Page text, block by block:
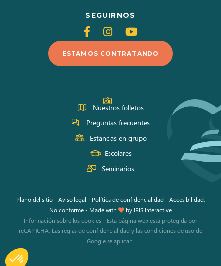
SEGUIRNOS
Siganos
en
Facebook
Siganos
en
Instagram
Siganos
en
Youtube
ESTAMOS CONTRATANDO
Nuestros folletos
Preguntas frecuentes
Estancias en grupo
Escolares
Seminarios
Plano del sitio- Aviso legal - Política de confidencialidad - Accesibilidad:
No conforme- Made with byIRIS Interactive
Información sobre los cookies - Esta página web está protegida por
reCAPTCHA. Las reglas de confidencialidad y lascondiciones de usode
Google se aplican.